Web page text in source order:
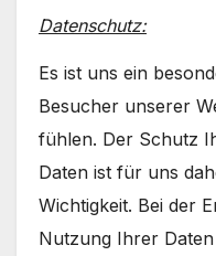
Datenschutz:
Es ist uns ein
Besucher unserer
fühlen. Der Schutz
Daten ist für uns
Wichtigkeit. Bei der
Nutzung Ihrer